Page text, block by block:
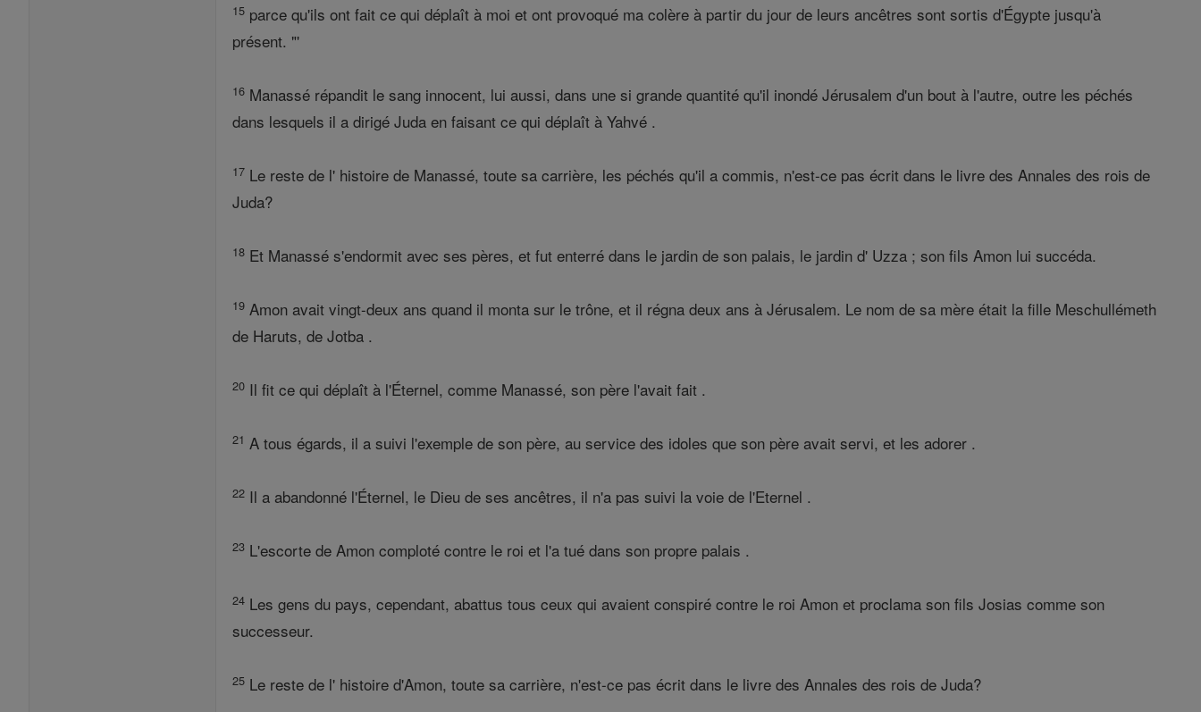
15 parce qu'ils ont fait ce qui déplaît à moi et ont provoqué ma colère à partir du jour de leurs ancêtres sont sortis d'Égypte jusqu'à
présent. "'
16 Manassé répandit le sang innocent, lui aussi, dans une si grande quantité qu'il inondé Jérusalem d'un bout à l'autre, outre les péchés
dans lesquels il a dirigé Juda en faisant ce qui déplaît à Yahvé .
17 Le reste de l' histoire de Manassé, toute sa carrière, les péchés qu'il a commis, n'est-ce pas écrit dans le livre des Annales des rois de
Juda?
18 Et Manassé s'endormit avec ses pères, et fut enterré dans le jardin de son palais, le jardin d' Uzza ; son fils Amon lui succéda.
19 Amon avait vingt-deux ans quand il monta sur le trône, et il régna deux ans à Jérusalem. Le nom de sa mère était la fille Meschullémeth
de Haruts, de Jotba .
20 Il fit ce qui déplaît à l'Éternel, comme Manassé, son père l'avait fait .
21 A tous égards, il a suivi l'exemple de son père, au service des idoles que son père avait servi, et les adorer .
22 Il a abandonné l'Éternel, le Dieu de ses ancêtres, il n'a pas suivi la voie de l'Eternel .
23 L'escorte de Amon comploté contre le roi et l'a tué dans son propre palais .
24 Les gens du pays, cependant, abattus tous ceux qui avaient conspiré contre le roi Amon et proclama son fils Josias comme son
successeur.
25 Le reste de l' histoire d'Amon, toute sa carrière, n'est-ce pas écrit dans le livre des Annales des rois de Juda?